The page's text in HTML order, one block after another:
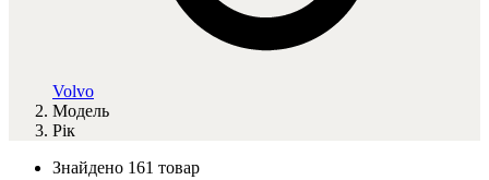
Volvo
Модель
Рік
Знайдено 161 товар